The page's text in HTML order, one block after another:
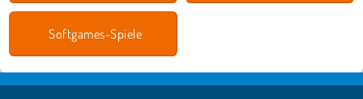
Softgames-Spiele